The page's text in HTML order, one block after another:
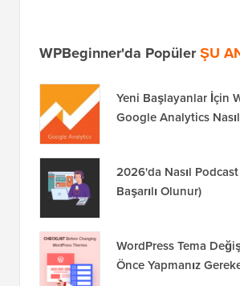
WPBeginner'da PopülerŞU
Yeni Başlayanlar İçin
Google Analytics
2026'da Nasıl Podcast
Başarılı Olunur)
WordPress Tema
Önce Yapmanız